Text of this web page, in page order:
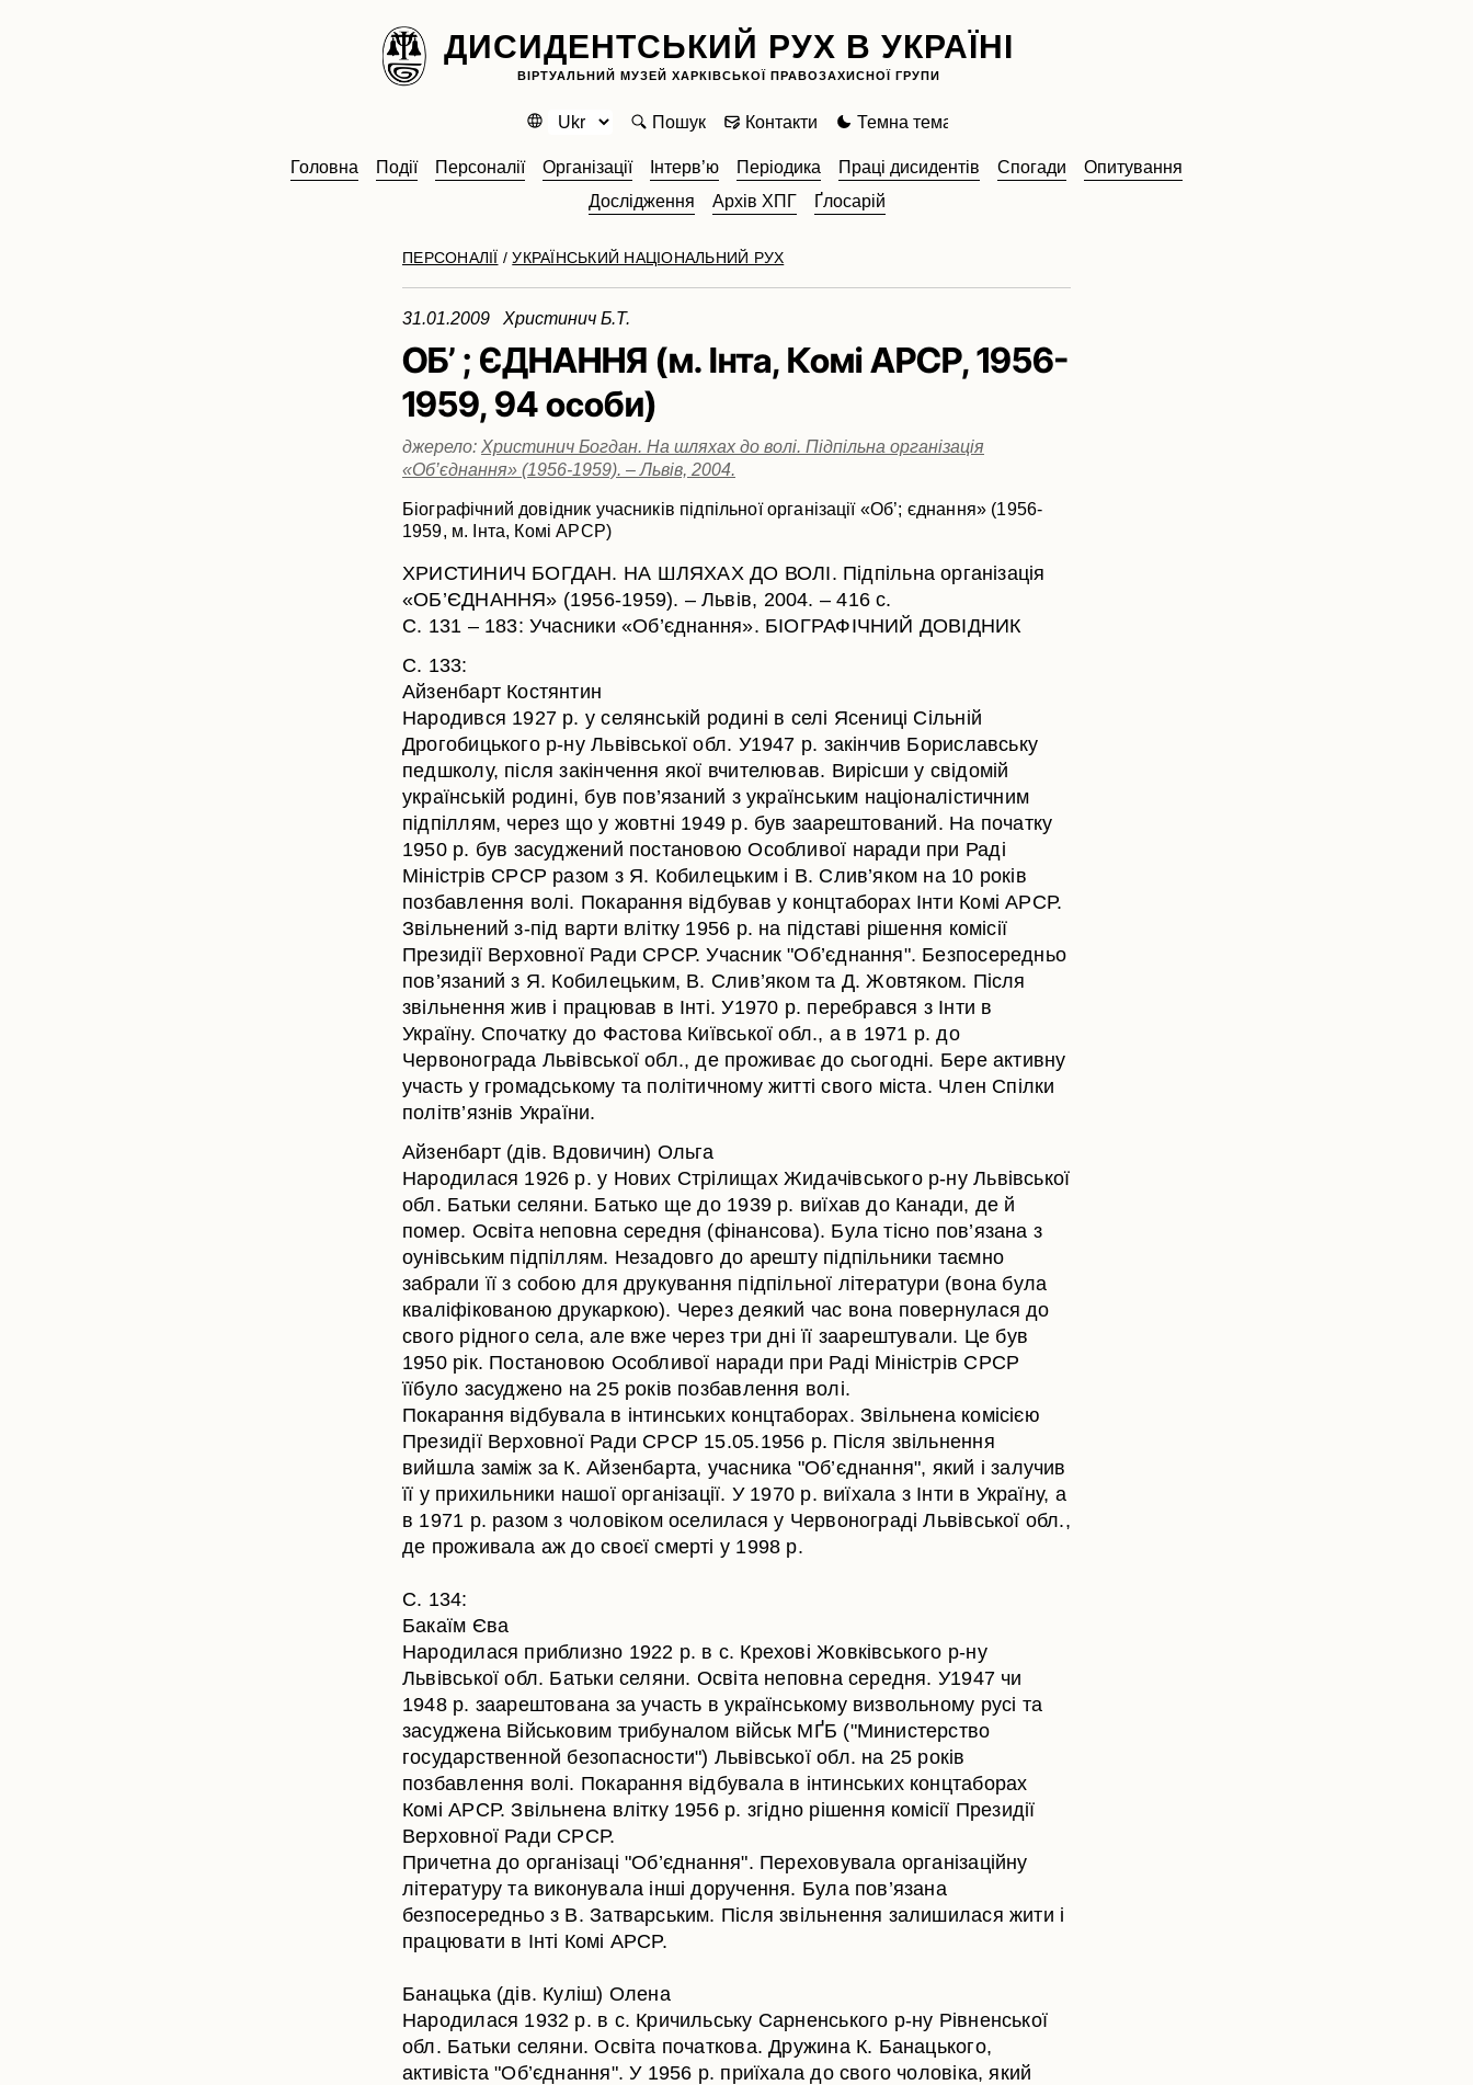
ДИСИДЕНТСЬКИЙ РУХ В УКРАЇНІ
ВІРТУАЛЬНИЙ МУЗЕЙ ХАРКІВСЬКОЇ ПРАВОЗАХИСНОЇ ГРУПИ
Пошук Контакти Темна тема
Головна Події Персоналії Організації Інтерв’ю Періодика Праці дисидентів Спогади
Опитування
Дослідження
Архів ХПГ Ґлосарій
ПЕРСОНАЛІЇ /УКРАЇНСЬКИЙ НАЦІОНАЛЬНИЙ РУХ
31.01.2009 Христинич Б.Т.
ОБ’ ; ЄДНАННЯ (м. Інта, Комі АРСР, 1956-
1959, 94 особи)
джерело: Христинич Богдан. На шляхах до волі. Підпільна організація
«Об’єднання» (1956-1959). – Львів, 2004.
Біографічний довідник учасників підпільної організації «Об’; єднання» (1956-
1959, м. Інта, Комі АРСР)
ХРИСТИНИЧ БОГДАН. НА ШЛЯХАХ ДО ВОЛІ. Підпільна організація
«ОБ’ЄДНАННЯ» (1956-1959). – Львів, 2004. – 416 с.
С. 131 – 183: Учасники «Об’єднання». БІОГРАФІЧНИЙ ДОВІДНИК
С. 133:
Айзенбарт Костянтин
Народився 1927 р. у селянській родині в селі Ясениці Сільній
Дрогобицького р-ну Львівської обл. У1947 р. закінчив Бориславську
педшколу, після закінчення якої вчителював. Вирісши у свідомій
українській родині, був пов’язаний з українським націоналістичним
підпіллям, через що у жовтні 1949 р. був заарештований. На початку
1950 р. був засуджений постановою Особливої наради при Раді
Міністрів СРСР разом з Я. Кобилецьким і В. Слив’яком на 10 років
позбавлення волі. Покарання відбував у концтаборах Інти Комі АРСР.
Звільнений з-під варти влітку 1956 р. на підставі рішення комісії
Президії Верховної Ради СРСР. Учасник "Об’єднання". Безпосередньо
пов’язаний з Я. Кобилецьким, В. Слив’яком та Д. Жовтяком. Після
звільнення жив і працював в Інті. У1970 р. перебрався з Інти в
Україну. Спочатку до Фастова Київської обл., а в 1971 р. до
Червонограда Львівської обл., де проживає до сьогодні. Бере активну
участь у громадському та політичному житті свого міста. Член Спілки
політв’язнів України.
Айзенбарт (дів. Вдовичин) Ольга
Народилася 1926 р. у Нових Стрілищах Жидачівського р-ну Львівської
обл. Батьки селяни. Батько ще до 1939 р. виїхав до Канади, де й
помер. Освіта неповна середня (фінансова). Була тісно пов’язана з
оунівським підпіллям. Незадовго до арешту підпільники таємно
забрали її з собою для друкування підпільної літератури (вона була
кваліфікованою друкаркою). Через деякий час вона повернулася до
свого рідного села, але вже через три дні її заарештували. Це був
1950 рік. Постановою Особливої наради при Раді Міністрів СРСР
їїбуло засуджено на 25 років позбавлення волі.
Покарання відбувала в інтинських концтаборах. Звільнена комісією
Президії Верховної Ради СРСР 15.05.1956 р. Після звільнення
вийшла заміж за К. Айзенбарта, учасника "Об’єднання", який і залучив
її у прихильники нашої організації. У 1970 р. виїхала з Інти в Україну, а
в 1971 р. разом з чоловіком оселилася у Червонограді Львівської обл.,
де проживала аж до своєї смерті у 1998 р.
С. 134:
Бакаїм Єва
Народилася приблизно 1922 р. в с. Крехові Жовківського р-ну
Львівської обл. Батьки селяни. Освіта неповна середня. У1947 чи
1948 р. заарештована за участь в українському визвольному русі та
засуджена Військовим трибуналом військ МҐБ ("Министерство
государственной безопасности") Львівської обл. на 25 років
позбавлення волі. Покарання відбувала в інтинських концтаборах
Комі АРСР. Звільнена влітку 1956 р. згідно рішення комісії Президії
Верховної Ради СРСР.
Причетна до організаці "Об’єднання". Переховувала організаційну
літературу та виконувала інші доручення. Була пов’язана
безпосередньо з В. Затварським. Після звільнення залишилася жити і
працювати в Інті Комі АРСР.
Банацька (дів. Куліш) Олена
Народилася 1932 р. в с. Кричильську Сарненського р-ну Рівненської
обл. Батьки селяни. Освіта початкова. Дружина К. Банацького,
активіста "Об’єднання". У 1956 р. приїхала до свого чоловіка, який